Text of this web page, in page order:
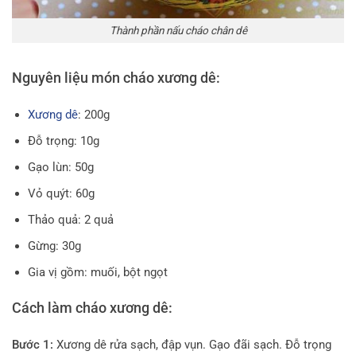
Thành phần nấu cháo chân dê
Nguyên liệu món cháo xương dê:
Xương dê: 200g
Đỗ trọng: 10g
Gạo lùn: 50g
Vỏ quýt: 60g
Thảo quả: 2 quả
Gừng: 30g
Gia vị gồm: muối, bột ngọt
Cách làm cháo xương dê:
Bước 1: Xương dê rửa sạch, đập vụn. Gạo đãi sạch. Đỗ trọng